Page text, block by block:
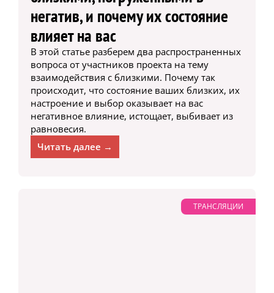
негатив, и почему их состояние
влияет на вас
В этой статье разберем два распространенных
вопроса от участников проекта на тему
взаимодействия с близкими. Почему так
происходит, что состояние ваших близких, их
настроение и выбор оказывает на вас
негативное влияние, истощает, выбивает из
равновесия.
Читать далее →
ТРАНСЛЯЦИИ